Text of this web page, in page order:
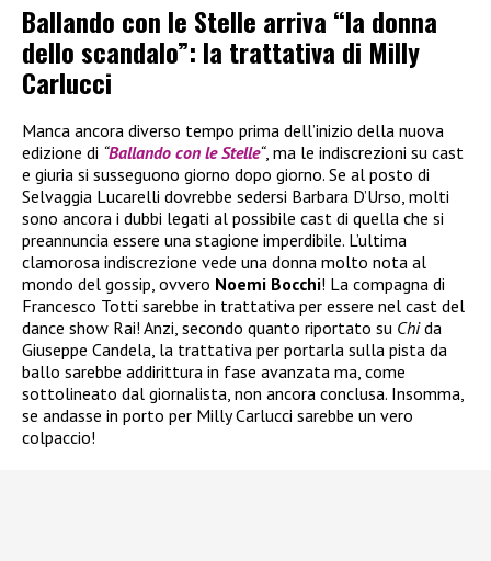
Ballando con le Stelle arriva “la donna
dello scandalo”: la trattativa di Milly
Carlucci
Manca ancora diverso tempo prima dell’inizio della nuova
edizione di “Ballando con le Stelle“, ma le indiscrezioni su cast
e giuria si susseguono giorno dopo giorno. Se al posto di
Selvaggia Lucarelli dovrebbe sedersi Barbara D’Urso, molti
sono ancora i dubbi legati al possibile cast di quella che si
preannuncia essere una stagione imperdibile. L’ultima
clamorosa indiscrezione vede una donna molto nota al
mondo del gossip, ovvero Noemi Bocchi! La compagna di
Francesco Totti sarebbe in trattativa per essere nel cast del
dance show Rai! Anzi, secondo quanto riportato su Chida
Giuseppe Candela, la trattativa per portarla sulla pista da
ballo sarebbe addirittura in fase avanzata ma, come
sottolineato dal giornalista, non ancora conclusa. Insomma,
se andasse in porto per Milly Carlucci sarebbe un vero
colpaccio!